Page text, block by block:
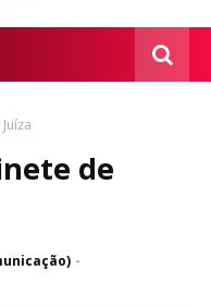
de